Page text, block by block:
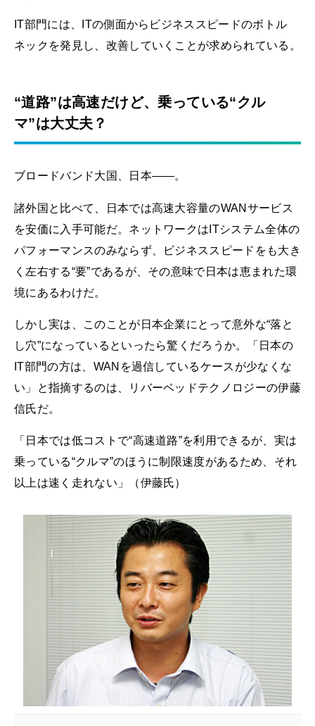
IT部門には、ITの側面からビジネススピードのボトル
ネックを発見し、改善していくことが求められている。
“道路”は高速だけど、乗っている“クル
マ”は大丈夫？
ブロードバンド大国、日本――。
諸外国と比べて、日本では高速大容量のWANサービス
を安価に入手可能だ。ネットワークはITシステム全体の
パフォーマンスのみならず、ビジネススピードをも大き
く左右する“要”であるが、その意味で日本は恵まれた環
境にあるわけだ。
しかし実は、このことが日本企業にとって意外な“落と
し穴”になっているといったら驚くだろうか。「日本の
IT部門の方は、WANを過信しているケースが少なくな
い」と指摘するのは、リバーベッドテクノロジーの伊藤
信氏だ。
「日本では低コストで“高速道路”を利用できるが、実は
乗っている“クルマ”のほうに制限速度があるため、それ
以上は速く走れない」（伊藤氏）